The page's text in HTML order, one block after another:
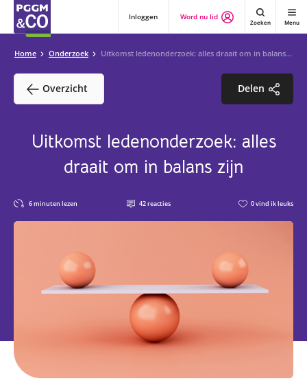
Inloggen Word nu lid
Zoeken Menu
Home Onderzoek Uitkomst ledenonderzoek: alles draait om in balans zijn
Uitkomst ledenonderzoek: alles
draait om in balans zijn
6 6minuten lezen
Overzicht Delen
42reacties 0vind ik leuks